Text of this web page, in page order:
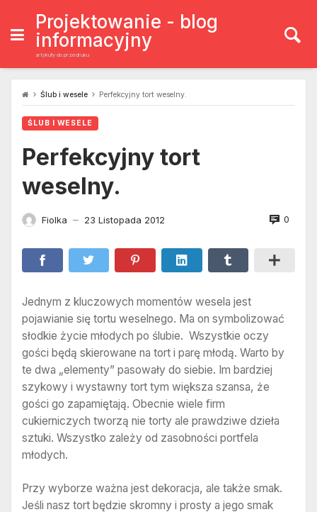
content
Projektowanie - blog
informacyjny
artykuły do przedruku
Ślub i wesele Perfekcyjny tort weselny.
ŚLUB I WESELE
Perfekcyjny tort
weselny.
Fiolka — 23 Listopada 2012 0
Jednym z kluczowych momentów wesela jest
pojawianie się tortu weselnego. Ma on symbolizować
słodkie życie młodych po ślubie. Wszystkie oczy
gości będą skierowane na tort i parę młodą. Warto by
te dwa „elementy” pasowały do siebie. Im bardziej
szykowy i wystawny tort tym większa szansa, że
gości go zapamiętają. Obecnie wiele firm
cukierniczych tworzą nie torty ale prawdziwe dzieła
sztuki. Wszystko zależy od zasobności portfela
młodych.
Przy wyborze ważna jest dekoracja, ale także smak.
Jeśli nasz tort będzie skromny i prosty a jego smak